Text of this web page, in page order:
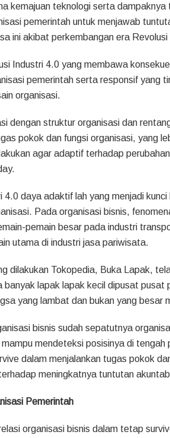
kemajuan teknologi serta
pemerintah untuk menjawab
ini akibat perkembangan era
Industri 4.0 yang membawa
pemerintah serta responsif yang
organisasi.
dengan struktur organisasi dan
pokok dan fungsi organisasi, yang
agar adaptif terhadap
4.0 daya adaktif lah yang menjadi
Pada organisasi bisnis,
pemain besar pada industri
utama di industri jasa pariwisata.
dilakukan Tokopedia, Buka Lapak,
lapak lapak kecil dipusat pusat
yang lambat dan bukan yang besar
bisnis sudah sepatutnya
mendeteksi posisinya di
dalam menjalankan tugas pokok
meningkatnya tuntutan
Pemerintah
organisasi bisnis dalam tetap